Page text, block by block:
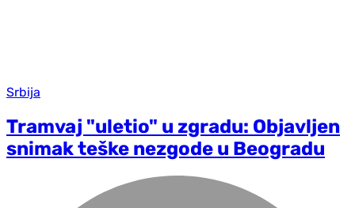
Srbija
Tramvaj "uletio" u zgradu: Objavljen
snimak teške nezgode u Beogradu